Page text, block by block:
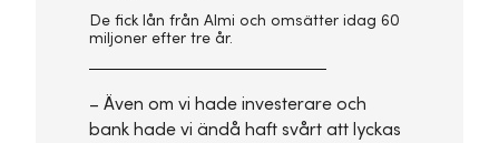
De fick lån från Almi och omsätter idag 60
miljoner efter tre år.
– Även om vi hade investerare och
bank hade vi ändå haft svårt att lyckas